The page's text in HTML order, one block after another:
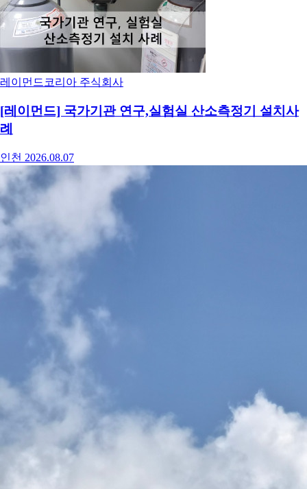
레이먼드코리아 주식회사
[레이먼드] 국가기관 연구,실험실 산소측정기 설치사
례
인천 2026.08.07